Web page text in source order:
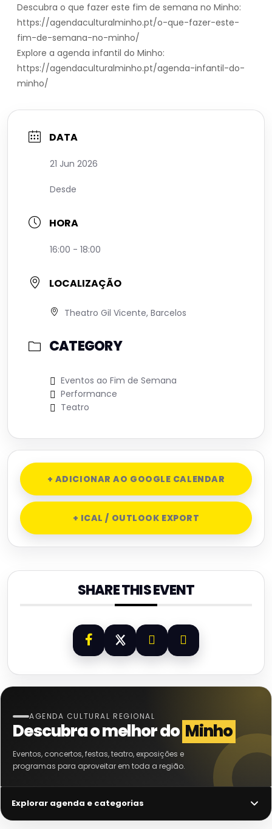
Descubra o que fazer este fim de semana no Minho:
https://agendaculturalminho.pt/o-que-fazer-este-
fim-de-semana-no-minho/
Explore a agenda infantil do Minho:
https://agendaculturalminho.pt/agenda-infantil-do-
minho/
DATA
21 Jun 2026
Desde
HORA
16:00 - 18:00
LOCALIZAÇÃO
Theatro Gil Vicente, Barcelos
CATEGORY
Eventos ao Fim de Semana
Performance
Teatro
+ ADICIONAR AO GOOGLE CALENDAR
+ ICAL / OUTLOOK EXPORT
SHARE THIS EVENT
AGENDA CULTURAL REGIONAL
Descubra o melhor do Minho
Eventos, concertos, festas, teatro, exposições e
programas para aproveitar em toda a região.
Explorar agenda e categorias